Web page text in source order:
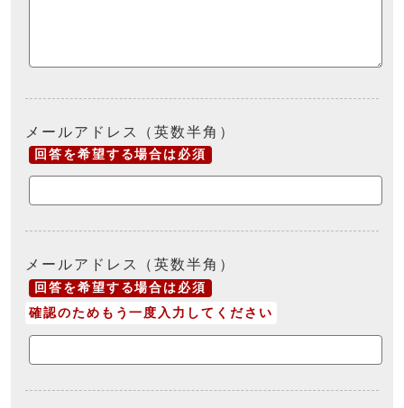
メールアドレス（英数半角）
回答を希望する場合は必須
メールアドレス（英数半角）
回答を希望する場合は必須
確認のためもう一度入力してください